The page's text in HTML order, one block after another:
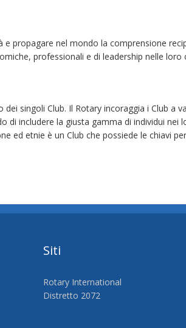
propagare nel mondo la comprensione
professionali e di leadership nelle loro
singoli Club. Il Rotary incoraggia i Club a
di includere la giusta gamma di individui
ed etnie è un Club che possiede le chiavi
Siti
Rotary International
Distretto 2072